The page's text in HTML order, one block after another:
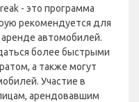
- это программа
рекомендуется для
автомобилей.
более быстрыми
а также могут
Участие в
арендовавшим